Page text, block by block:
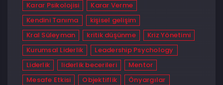
Karar Psikolojisi
Karar Verme
Kendini Tanıma
kişisel gelişim
Kral Süleyman
kritik düşünme
Kriz Yönetimi
Kurumsal Liderlik
Leadership Psychology
Liderlik
liderlik becerileri
Mentor
Mesafe Etkisi
Objektiflik
Önyargılar